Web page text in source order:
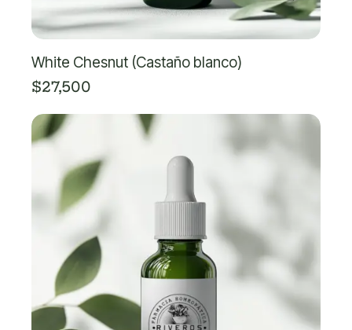
White Chesnut (Castaño blanco)
$27,500